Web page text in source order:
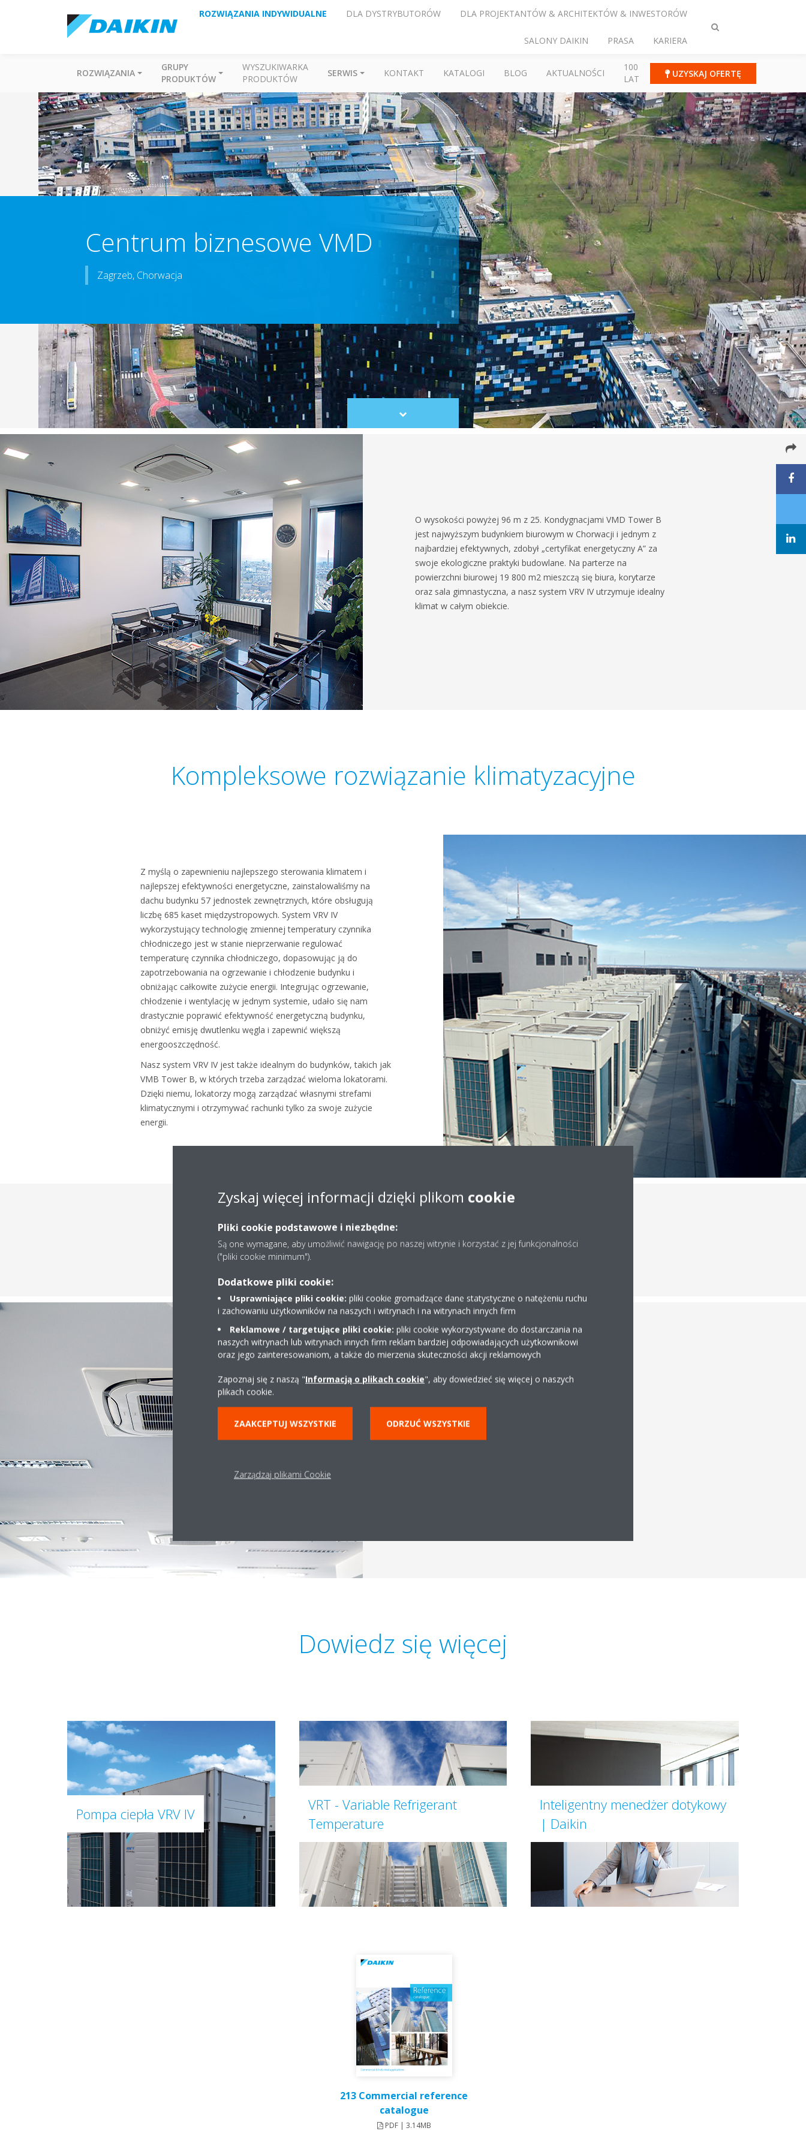
Przełącz
ROZWIĄZANIA INDYWIDUALNE DLA DYSTRYBUTORÓW DLA PROJEKTANTÓW & ARCHITEKTÓW & INWESTORÓW
SALONY DAIKIN PRASA KARIERA
ROZWIĄZANIA
GRUPY
PRODUKTÓW
WYSZUKIWARKA
PRODUKTÓW
SERWIS KONTAKT KATALOGI BLOG AKTUALNOŚCI
100
LAT
UZYSKAJ OFERTĘ
Centrum biznesowe VMD
Zagrzeb, Chorwacja
Scroll
to
O wysokości powyżej 96 m z 25. Kondygnacjami VMD Tower B
jest najwyższym budynkiem biurowym w Chorwacji i jednym z
najbardziej efektywnych, zdobył „certyfikat energetyczny A” za
swoje ekologiczne praktyki budowlane. Na parterze na
powierzchni biurowej 19 800 m2 mieszczą się biura, korytarze
oraz sala gimnastyczna, a nasz system VRV IV utrzymuje idealny
klimat w całym obiekcie.
Kompleksowe rozwiązanie klimatyzacyjne
Z myślą o zapewnieniu najlepszego sterowania klimatem i
najlepszej efektywności energetyczne, zainstalowaliśmy na
dachu budynku 57 jednostek zewnętrznych, które obsługują
liczbę 685 kaset międzystropowych. System VRV IV
wykorzystujący technologię zmiennej temperatury czynnika
chłodniczego jest w stanie nieprzerwanie regulować
temperaturę czynnika chłodniczego, dopasowując ją do
zapotrzebowania na ogrzewanie i chłodzenie budynku i
obniżając całkowite zużycie energii. Integrując ogrzewanie,
chłodzenie i wentylację w jednym systemie, udało się nam
drastycznie poprawić efektywność energetyczną budynku,
obniżyć emisję dwutlenku węgla i zapewnić większą
energooszczędność.
Nasz system VRV IV jest także idealnym do budynków, takich jak
VMB Tower B, w których trzeba zarządzać wieloma lokatorami.
Dzięki niemu, lokatorzy mogą zarządzać własnymi strefami
klimatycznymi i otrzymywać rachunki tylko za swoje zużycie
energii.
Rozwiązanie w skrócie
685 kaset z nawiewem obwodowym
Dowiedz się więcej
Pompa ciepła VRV IV
VRT - Variable Refrigerant
Temperature
Inteligentny menedżer dotykowy
| Daikin
213 Commercial reference
catalogue
PDF | 3.14MB
Zyskaj więcej informacji dzięki plikom cookie
Pliki cookie podstawowe i niezbędne:
Są one wymagane, aby umożliwić nawigację po naszej witrynie i korzystać z jej funkcjonalności
("pliki cookie minimum").
Dodatkowe pliki cookie:
Usprawniające pliki cookie: pliki cookie gromadzące dane statystyczne o natężeniu ruchu
i zachowaniu użytkowników na naszych i witrynach i na witrynach innych firm
Reklamowe / targetujące pliki cookie: pliki cookie wykorzystywane do dostarczania na
naszych witrynach lub witrynach innych firm reklam bardziej odpowiadających użytkownikowi
oraz jego zainteresowaniom, a także do mierzenia skuteczności akcji reklamowych
Zapoznaj się z naszą "Informacją o plikach cookie", aby dowiedzieć się więcej o naszych
plikach cookie.
ZAAKCEPTUJ WSZYSTKIE ODRZUĆ WSZYSTKIE
Zarządzaj plikami Cookie